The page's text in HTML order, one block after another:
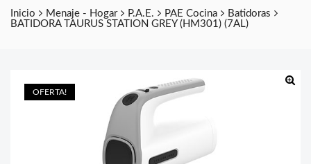
CELDA
S.L.
Inicio Menaje - Hogar P.A.E. PAE Cocina
Batidoras
BATIDORA TAURUS STATION GREY (HM301) (7AL)
OFERTA!
Contacto